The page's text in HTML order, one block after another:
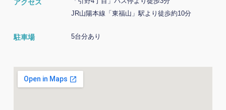
アクセス
JR山陽本線「東福山」駅より徒歩約10分
駐車場 5台分あり